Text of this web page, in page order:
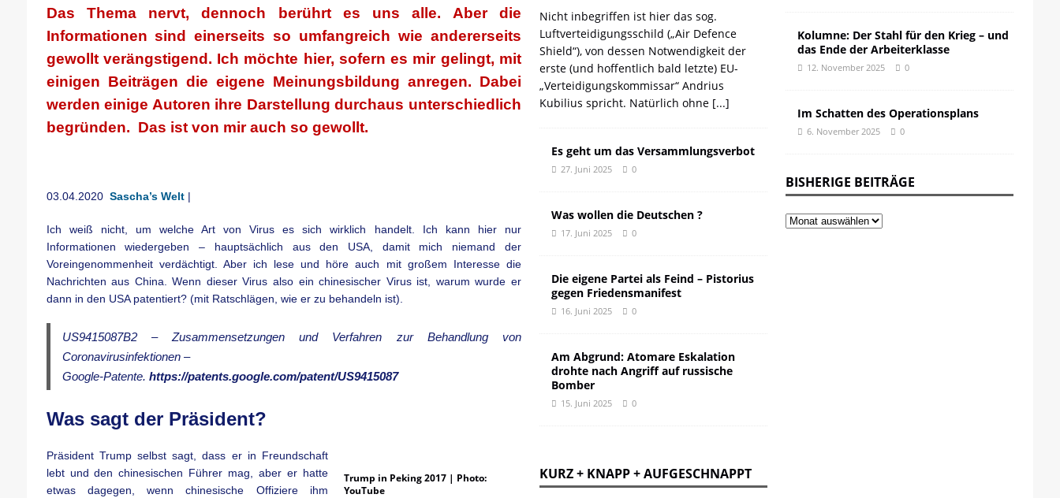
[ 6. April 2026 ] Klassenkampf von oben: Wie der DGB seine eigenen Genossen verriet DER REVOLUTIONÄR
Das Thema nervt, dennoch berührt es uns alle. Aber die
Informationen sind einerseits so umfangreich wie andererseits
gewollt verängstigend. Ich möchte hier, sofern es mir gelingt, mit
einigen Beiträgen die eigene Meinungsbildung anregen. Dabei
werden einige Autoren ihre Darstellung durchaus unterschiedlich
begründen. Das ist von mir auch so gewollt.
03.04.2020 Sascha’s Welt|
Ich weiß nicht, um welche Art von Virus es sich wirklich handelt. Ich kann hier nur
Informationen wiedergeben – hauptsächlich aus den USA, damit mich niemand der
Voreingenommenheit verdächtigt. Aber ich lese und höre auch mit großem Interesse die
Nachrichten aus China. Wenn dieser Virus also ein chinesischer Virus ist, warum wurde er
dann in den USA patentiert? (mit Ratschlägen, wie er zu behandeln ist).
US9415087B2 – Zusammensetzungen und Verfahren zur Behandlung von
Coronavirusinfektionen –
Google-Patente. https://patents.google.com/patent/US9415087
Was sagt der Präsident?
Trump in Peking 2017 | Photo:
YouTube
Präsident Trump selbst sagt, dass er in Freundschaft
lebt und den chinesischen Führer mag, aber er hatte
etwas dagegen, wenn chinesische Offiziere ihm
Nicht inbegriffen ist hier das sog.
Luftverteidigungsschild („Air Defence
Shield“), von dessen Notwendigkeit der
erste (und hoffentlich bald letzte) EU-
„Verteidigungskommissar“ Andrius
Kubilius spricht. Natürlich ohne [...]
Es geht um das Versammlungsverbot
27. Juni 2025 0
Was wollen die Deutschen ?
17. Juni 2025 0
Die eigene Partei als Feind – Pistorius
gegen Friedensmanifest
16. Juni 2025 0
Am Abgrund: Atomare Eskalation
drohte nach Angriff auf russische
Bomber
15. Juni 2025 0
KURZ + KNAPP + AUFGESCHNAPPT
Kolumne: Der Stahl für den Krieg – und
das Ende der Arbeiterklasse
12. November 2025 0
Im Schatten des Operationsplans
6. November 2025 0
BISHERIGE BEITRÄGE